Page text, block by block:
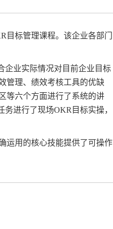
目标管理课程。该企业各部门
企业实际情况对目前企业目标
管理、绩效考核工具的优缺
等六个方面进行了系统的讲
进行了现场OKR目标实操，
运用的核心技能提供了可操作